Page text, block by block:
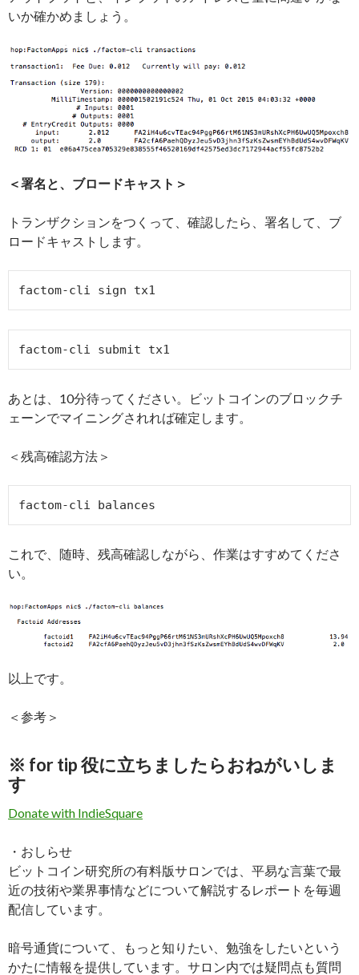
いか確かめましょう。
＜署名と、ブロードキャスト＞
トランザクションをつくって、確認したら、署名して、ブ
ロードキャストします。
factom-cli submit tx1
あとは、10分待ってください。ビットコインのブロックチ
ェーンでマイニングされれば確定します。
＜残高確認方法＞
factom-cli balances
これで、随時、残高確認しながら、作業はすすめてくださ
い。
以上です。
＜参考＞
※ for tip 役に立ちましたらおねがいしま
す
Donate with IndieSquare
・おしらせ
ビットコイン研究所の有料版サロンでは、平易な言葉で最
近の技術や業界事情などについて解説するレポートを毎週
配信しています。
暗号通貨について、もっと知りたい、勉強をしたいという
かたに情報を提供しています。サロン内では疑問点も質問